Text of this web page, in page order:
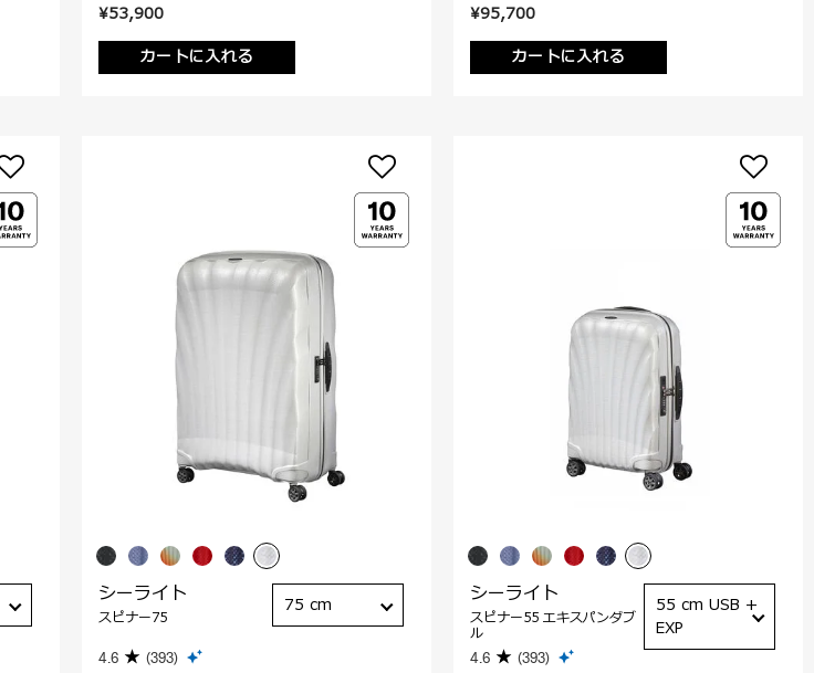
¥53,900
カートに入れる
¥95,700
カートに入れる
シーライト
スピナー75
4.6 (393)
75 cm シーライト
スピナー55 エキスパンダブ
ル
4.6 (393)
55 cm USB +
EXP